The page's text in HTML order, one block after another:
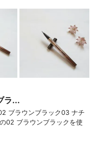
ラ...
ブラウンブラック03 ナチ
02 ブラウンブラックを使